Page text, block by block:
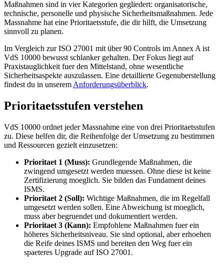
Maßnahmen sind in vier Kategorien gegliedert: organisatorische,
technische, personelle und physische Sicherheitsmaßnahmen. Jede
Massnahme hat eine Prioritaetsstufe, die dir hilft, die Umsetzung
sinnvoll zu planen.
Im Vergleich zur ISO 27001 mit über 90 Controls im Annex A ist
VdS 10000 bewusst schlanker gehalten. Der Fokus liegt auf
Praxistauglichkeit fuer den Mittelstand, ohne wesentliche
Sicherheitsaspekte auszulassen. Eine detaillierte Gegenuberstellung
findest du in unserem Anforderungsüberblick.
Prioritaetsstufen verstehen
VdS 10000 ordnet jeder Massnahme eine von drei Prioritaetsstufen
zu. Diese helfen dir, die Reihenfolge der Umsetzung zu bestimmen
und Ressourcen gezielt einzusetzen:
Prioritaet 1 (Muss): Grundlegende Maßnahmen, die
zwingend umgesetzt werden muessen. Ohne diese ist keine
Zertifizierung moeglich. Sie bilden das Fundament deines
ISMS.
Prioritaet 2 (Soll): Wichtige Maßnahmen, die im Regelfall
umgesetzt werden sollen. Eine Abweichung ist moeglich,
muss aber begruendet und dokumentiert werden.
Prioritaet 3 (Kann): Empfohlene Maßnahmen fuer ein
höheres Sicherheitsniveau. Sie sind optional, aber erhoehen
die Reife deines ISMS und bereiten den Weg fuer ein
spaeteres Upgrade auf ISO 27001.